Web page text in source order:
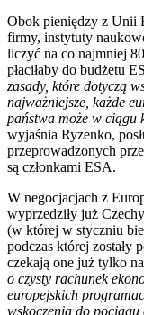
Obok pieniędzy z Unii
firmy, instytuty
liczyć na co najmniej
płaciłaby do budżetu
zasady, które dotyczą
najważniejsze, każde
państwa może w ciągu
wyjaśnia Ryzenko,
przeprowadzonych
są członkami ESA.
W negocjacjach z
wyprzedziły już
(w której w styczniu
podczas której zostały
czekają one już tylko
o czysty rachunek
europejskich
wskoczenia do